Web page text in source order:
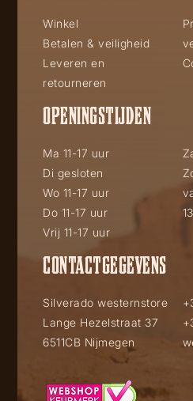
Winkel
Betalen & veiligheid
Leveren en
retourneren
OPENINGSTIJDEN
Ma 11-17 uur
Di gesloten
Wo 11-17 uur
Do 11-17 uur
Vrij 11-17 uur
CONTACTGEGEVENS
Silverado westernstore
Lange Hezelstraat 37
6511CB Nijmegen